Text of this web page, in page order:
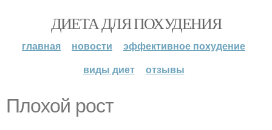
ДИЕТА ДЛЯ ПОХУДЕНИЯ
главная новости
эффективное похудение
виды диет
отзывы
Плохой рост